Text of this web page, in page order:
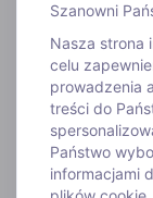
WYJAZDY
INFORMACJE
Szanowni
Nasza strona
celu
prowadzenia
treści do
Państwo
informacjami